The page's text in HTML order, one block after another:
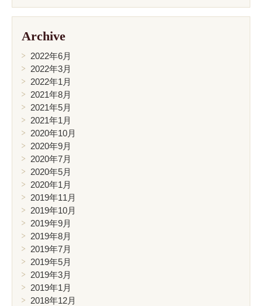
Archive
2022年6月
2022年3月
2022年1月
2021年8月
2021年5月
2021年1月
2020年10月
2020年9月
2020年7月
2020年5月
2020年1月
2019年11月
2019年10月
2019年9月
2019年8月
2019年7月
2019年5月
2019年3月
2019年1月
2018年12月